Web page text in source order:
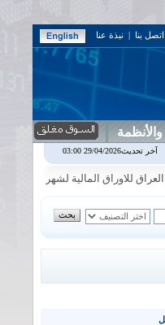
اتصل بنا | نبذة عنا
والأنظمة
0.00
0.00%
| اسفنج
المالية لشهر تموز2026